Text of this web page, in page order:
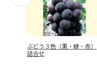
ぶどう３色（黒・緑・赤）
詰合せ